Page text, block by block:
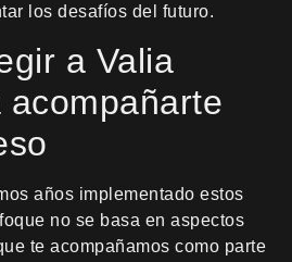
los desafíos del futuro.
a Valia
acompañarte
años implementado estos
no se basa en aspectos
te acompañamos como parte